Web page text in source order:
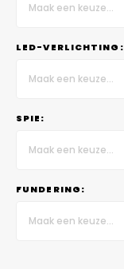
Maak een keuze...
LED-VERLICHTING:
Maak een keuze...
SPIE:
Maak een keuze...
FUNDERING:
Maak een keuze...